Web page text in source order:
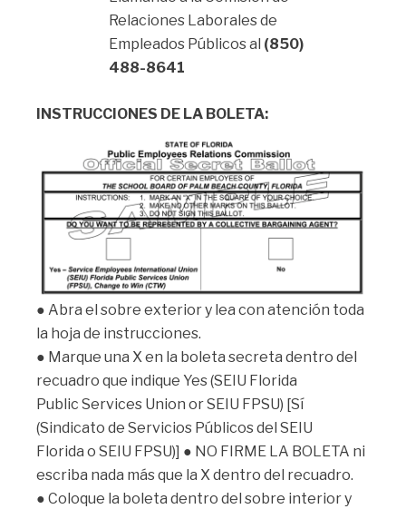
Relaciones Laborales de
Empleados Públicos al (850)
488-8641
INSTRUCCIONES DE LA BOLETA:
● Abra el sobre exterior y lea con atención toda
la hoja de instrucciones.
● Marque una X en la boleta secreta dentro del
recuadro que indique Yes (SEIU Florida
Public Services Union or SEIU FPSU) [Sí
(Sindicato de Servicios Públicos del SEIU
Florida o SEIU FPSU)] ● NO FIRME LA BOLETA ni
escriba nada más que la X dentro del recuadro.
● Coloque la boleta dentro del sobre interior y